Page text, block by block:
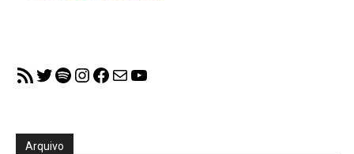
RSS FeedTwitter
Spotify
Instagram
Facebook
MailYouTube
Arquivo